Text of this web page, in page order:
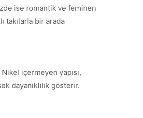
ise romantik ve feminen
takılarla bir arada
içermeyen yapısı,
dayanıklılık gösterir.